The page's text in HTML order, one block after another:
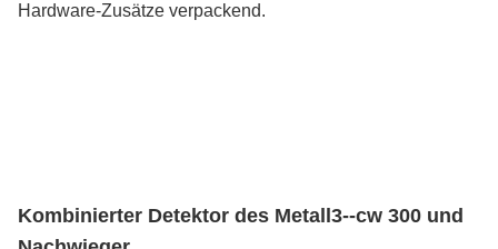
Hardware-Zusätze verpackend.
Kombinierter Detektor des Metall3--cw 300 und